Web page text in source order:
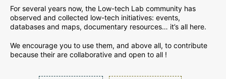
For several years now, the Low-tech Lab community has
observed and collected low-tech initiatives: events,
databases and maps, documentary resources… it’s all here.
We encourage you to use them, and above all, to contribute
because their are collaborative and open to all !